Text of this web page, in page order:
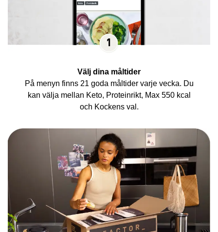
Välj dina måltider
På menyn finns 21 goda måltider varje vecka. Du
kan välja mellan Keto, Proteinrikt, Max 550 kcal
och Kockens val.